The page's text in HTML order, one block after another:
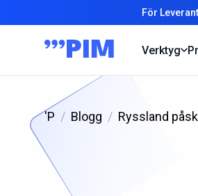
För
Verktyg
'P Blogg Ryssland